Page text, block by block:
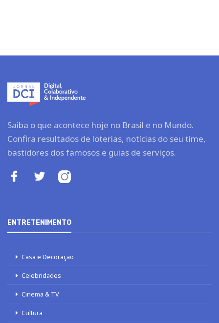
Saiba o que acontece hoje no Brasil e no Mundo.
Confira resultados de loterias, notícias do seu time,
bastidores dos famosos e guias de serviços.
ENTRETENIMENTO
Casa e Decoração
Celebridades
Cinema & TV
Cultura